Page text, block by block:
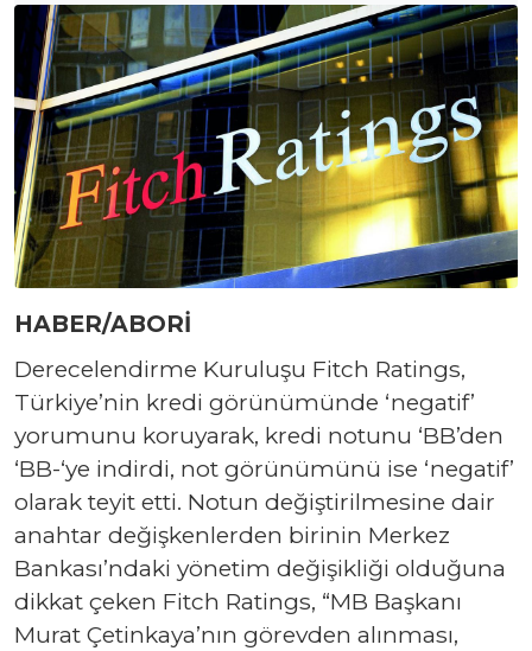
HABER/ABORİ
Derecelendirme Kuruluşu Fitch Ratings,
Türkiye’nin kredi görünümünde ‘negatif’
yorumunu koruyarak, kredi notunu ‘BB’den
‘BB-‘ye indirdi, not görünümünü ise ‘negatif’
olarak teyit etti. Notun değiştirilmesine dair
anahtar değişkenlerden birinin Merkez
Bankası’ndaki yönetim değişikliği olduğuna
dikkat çeken Fitch Ratings, “MB Başkanı
Murat Çetinkaya’nın görevden alınması,